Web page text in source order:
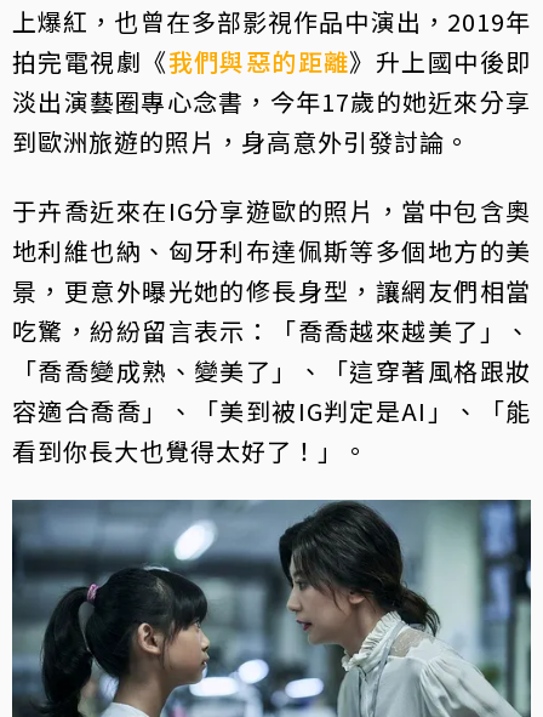
上爆紅，也曾在多部影視作品中演出，2019年
拍完電視劇《我們與惡的距離》升上國中後即
淡出演藝圈專心念書，今年17歲的她近來分享
到歐洲旅遊的照片，身高意外引發討論。
于卉喬近來在IG分享遊歐的照片，當中包含奧
地利維也納、匈牙利布達佩斯等多個地方的美
景，更意外曝光她的修長身型，讓網友們相當
吃驚，紛紛留言表示：「喬喬越來越美了」、
「喬喬變成熟、變美了」、「這穿著風格跟妝
容適合喬喬」、「美到被IG判定是AI」、「能
看到你長大也覺得太好了！」。